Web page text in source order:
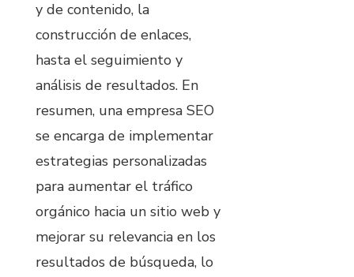
y de contenido, la
construcción de enlaces,
hasta el seguimiento y
análisis de resultados. En
resumen, una empresa SEO
se encarga de implementar
estrategias personalizadas
para aumentar el tráfico
orgánico hacia un sitio web y
mejorar su relevancia en los
resultados de búsqueda, lo